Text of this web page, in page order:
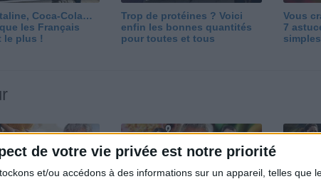
de votre vie privée est notre priorité
et/ou accédons à des informations sur un appareil, telles que
Coca-Cola…
les Français
le plus !
Trop de protéines ? Voici
enfin les bonnes quantités
pour toutes et tous
Vous
7